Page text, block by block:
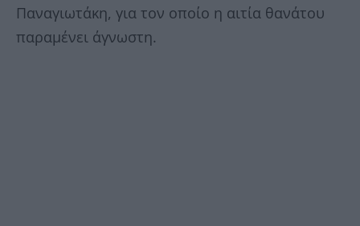
Παναγιωτάκη, για τον οποίο η αιτία θανάτου
παραμένει άγνωστη.